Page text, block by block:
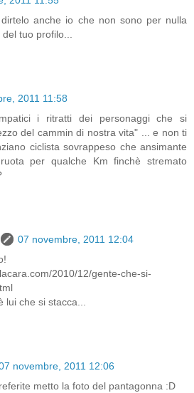
anche io che non sono per nulla
tuo profilo...
2011 11:58
i ritratti dei personaggi che si
del cammin di nostra vita" ... e non ti
ciclista sovrappeso che ansimante
per qualche Km finchè stremato
07 novembre, 2011 12:04
2010/12/gente-che-si-
che si stacca...
novembre, 2011 12:06
metto la foto del pantagonna :D